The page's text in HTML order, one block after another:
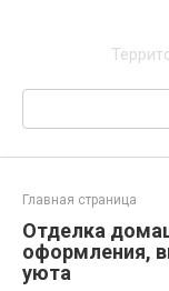
Поиск:
Главная страница
Отделка
оформления,
уюта